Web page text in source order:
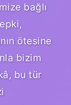
bağlı
ötesine
bizim
bu tür